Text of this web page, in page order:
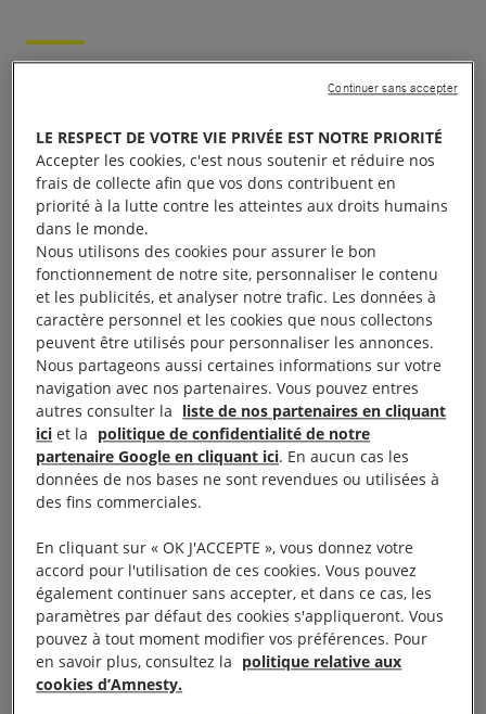
Liberté d’expression
Journalistes et militant·e·s
De longues peines d’emprisonnement ont continué
d’être utilisées pour réprimer les voix dissidentes. Le
journaliste de premier plan Đoàn Bảo Châu était en
butte à un harcèlement persistant en raison de ses
articles et de ses critiques à l’égard du
gouvernement. En août, la police l’a inculpé au titre
de l’article 117 du Code pénal pour « propagande
contre l’État ». Les charges retenues contre lui
étaient liées à six vidéos et interviews accordées à
des médias internationaux portant sur des
problèmes sociaux et des violations des droits
humains au Viêt-Nam. Il encourait 20 ans
d’emprisonnement.
En août, une journaliste du service vietnamien de la
BBC a été interrogée et s’est vu interdire de sortir du
pays après être allée demander le renouvellement
LE RESPECT DE VOTRE VIE PRIVÉE EST NOTRE PRIORITÉ
Accepter les cookies, c'est nous soutenir et réduire nos
frais de collecte afin que vos dons contribuent en
priorité à la lutte contre les atteintes aux droits humains
dans le monde.
Nous utilisons des cookies pour assurer le bon
fonctionnement de notre site, personnaliser le contenu
et les publicités, et analyser notre trafic. Les données à
caractère personnel et les cookies que nous collectons
peuvent être utilisés pour personnaliser les annonces.
Nous partageons aussi certaines informations sur votre
navigation avec nos partenaires. Vous pouvez entres
autres consulter la liste de nos partenaires en cliquant
ici et la politique de confidentialité de notre
partenaire Google en cliquant ici. En aucun cas les
données de nos bases ne sont revendues ou utilisées à
des fins commerciales.
En cliquant sur « OK J'ACCEPTE », vous donnez votre
accord pour l'utilisation de ces cookies. Vous pouvez
également continuer sans accepter, et dans ce cas, les
paramètres par défaut des cookies s'appliqueront. Vous
pouvez à tout moment modifier vos préférences. Pour
en savoir plus, consultez la politique relative aux
cookies d’Amnesty.
Continuer sans accepter